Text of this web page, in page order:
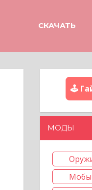
СКАЧАТЬ
🕹️
МОДЫ
Мобы